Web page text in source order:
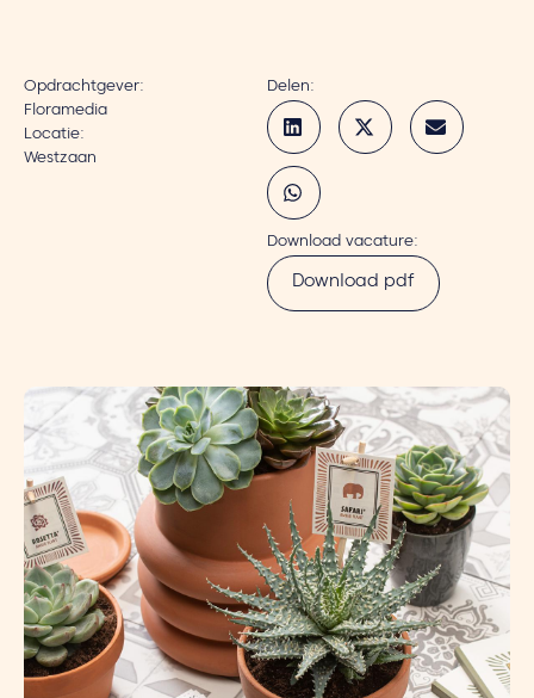
Opdrachtgever:
Floramedia
Locatie:
Westzaan
Delen:
Download vacature:
Download pdf